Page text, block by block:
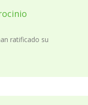
ratificado su